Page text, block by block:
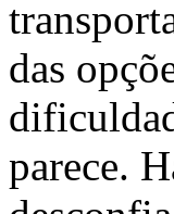
das
parece.